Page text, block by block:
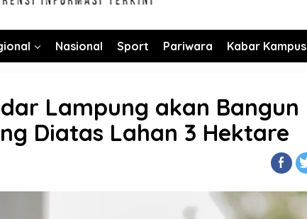
Nasional Sport Pariwara Kabar Kampus
Lampung akan Bangun
Diatas Lahan 3 Hektare